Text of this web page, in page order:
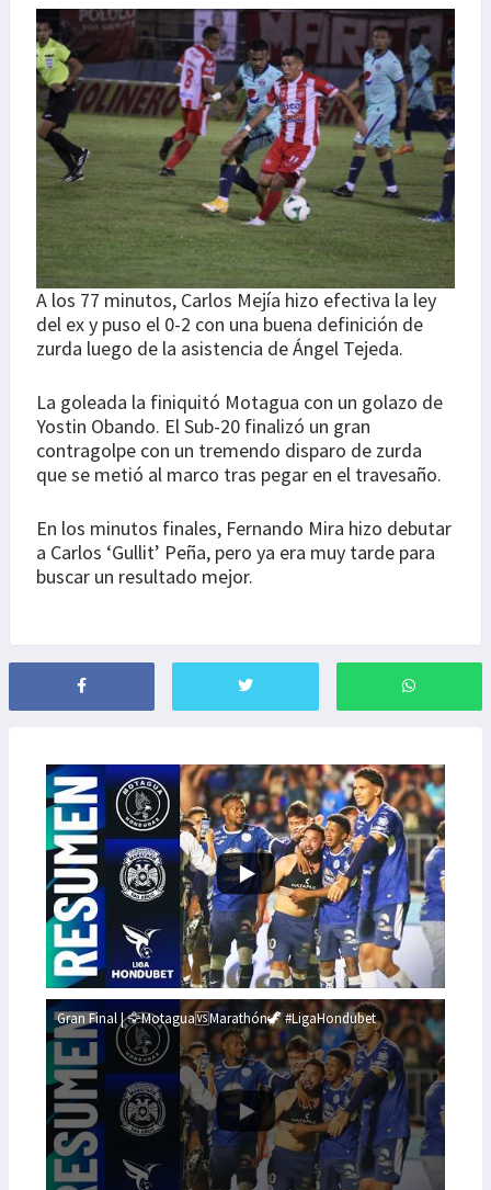
A los 77 minutos, Carlos Mejía hizo efectiva la ley
del ex y puso el 0-2 con una buena definición de
zurda luego de la asistencia de Ángel Tejeda.
La goleada la finiquitó Motagua con un golazo de
Yostin Obando. El Sub-20 finalizó un gran
contragolpe con un tremendo disparo de zurda
que se metió al marco tras pegar en el travesaño.
En los minutos finales, Fernando Mira hizo debutar
a Carlos ‘Gullit’ Peña, pero ya era muy tarde para
buscar un resultado mejor.
Gran Final | 🦅Motagua🆚Marathón🦖 #LigaHondubet